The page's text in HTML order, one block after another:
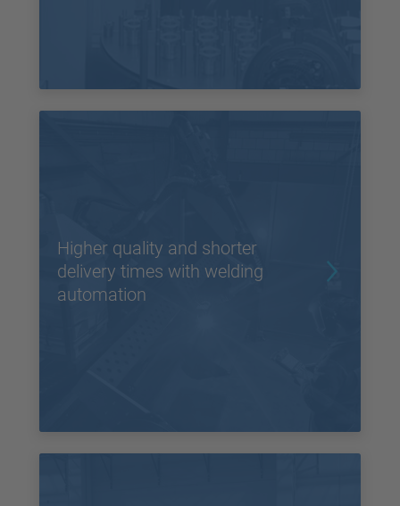
Higher quality and shorter
delivery times with welding
automation